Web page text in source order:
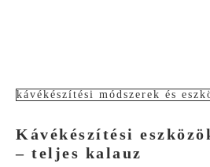
kávékészítési módszerek és
Kávékészítési
– teljes kalauz